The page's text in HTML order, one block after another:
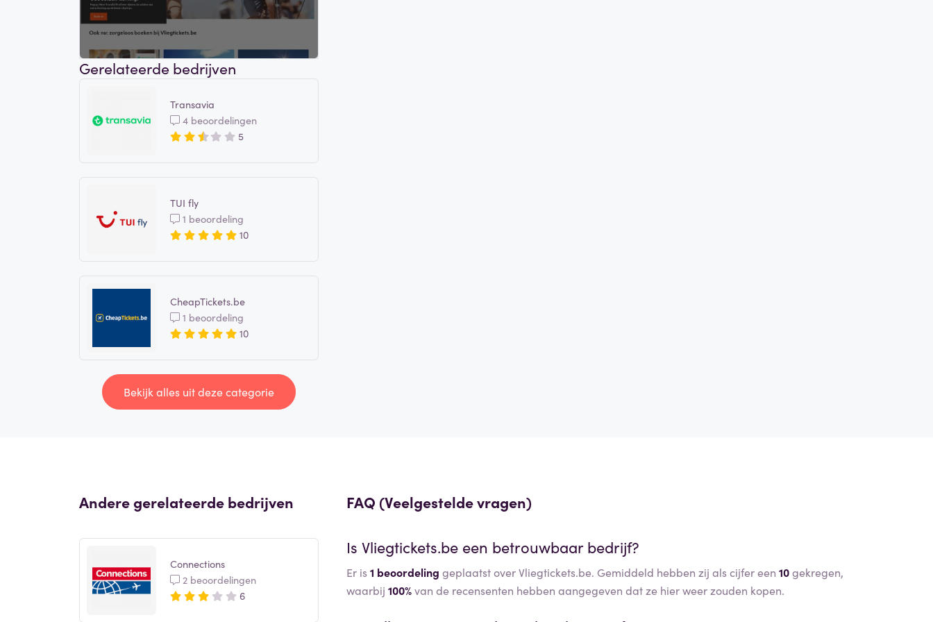
Gerelateerde bedrijven
Transavia
4 beoordelingen
5
TUI fly
1 beoordeling
10
CheapTickets.be
1 beoordeling
10
Bekijk alles uit deze categorie
Andere gerelateerde bedrijven
Connections
2 beoordelingen
6
FAQ (Veelgestelde vragen)
IsVliegtickets.be een betrouwbaar bedrijf?
Er is1 beoordeling geplaatst over Vliegtickets.be. Gemiddeld hebben zij als cijfer een10gekregen,
waarbij100%van de recensenten hebben aangegeven dat ze hier weer zouden kopen.